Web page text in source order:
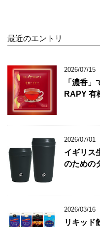
最近のエントリ
2026/07/15
「濃香
RAPY 有
2026/07/01
イギリス
のための
2026/03/16
リキッド